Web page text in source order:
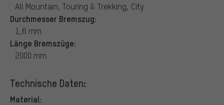
All Mountain, Touring & Trekking, City
Durchmesser Bremszug:
1,6 mm
Länge Bremszüge:
2000 mm
Technische Daten:
Material: